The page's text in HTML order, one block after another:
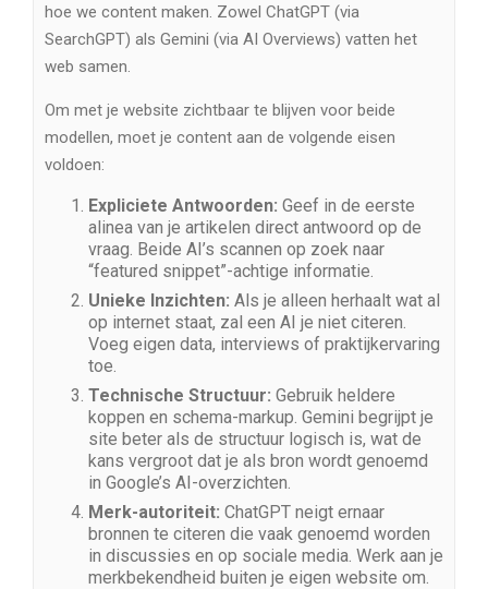
hoe we content maken. Zowel ChatGPT (via
SearchGPT) als Gemini (via AI Overviews) vatten het
web samen.
Om met je website zichtbaar te blijven voor beide
modellen, moet je content aan de volgende eisen
voldoen:
Expliciete Antwoorden: Geef in de eerste
alinea van je artikelen direct antwoord op de
vraag. Beide AI’s scannen op zoek naar
“featured snippet”-achtige informatie.
Unieke Inzichten: Als je alleen herhaalt wat al
op internet staat, zal een AI je niet citeren.
Voeg eigen data, interviews of praktijkervaring
toe.
Technische Structuur: Gebruik heldere
koppen en schema-markup. Gemini begrijpt je
site beter als de structuur logisch is, wat de
kans vergroot dat je als bron wordt genoemd
in Google’s AI-overzichten.
Merk-autoriteit: ChatGPT neigt ernaar
bronnen te citeren die vaak genoemd worden
in discussies en op sociale media. Werk aan je
merkbekendheid buiten je eigen website om.